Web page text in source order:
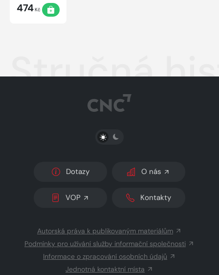
474Kč
Stručná
PŘEPNOUT SVĚTLÝ/TMAVÝ REŽIM
Dotazy O nás
VOP Kontakty
Autorská práva k publikovaným materiálům
Podmínky pro užívání služby informační společnosti
Informace o zpracování osobních údajů
Jednotná kontaktní místa